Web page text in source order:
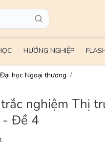
HƯỚNG NGHIỆP
Đại học Ngoại thương
nghiệm Thị
- Đề 4